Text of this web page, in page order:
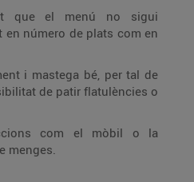
que el menú no sigui
en número de plats com en
i mastega bé, per tal de
de patir flatulències o
com el mòbil o la
menges.